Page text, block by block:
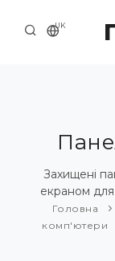
UK
ПРО НАС
ПРИКЛАДИ
КАТАЛОГ
Захищені
екраном
Головна
комп'ютери